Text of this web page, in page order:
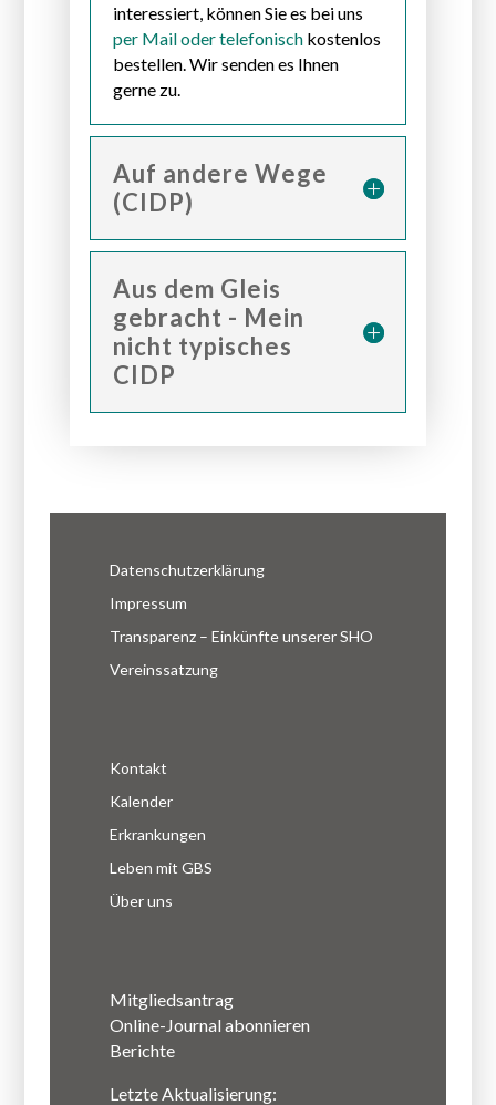
interessiert, können Sie es bei uns
per Mail oder telefonischkostenlos
bestellen. Wir senden es Ihnen
gerne zu.
Auf andere Wege
(CIDP)
Aus dem Gleis
gebracht - Mein
nicht typisches
CIDP
Datenschutzerklärung
Impressum
Transparenz – Einkünfte unserer SHO
Vereinssatzung
Kontakt
Kalender
Erkrankungen
Leben mit GBS
Über uns
Mitgliedsantrag
Online-Journal abonnieren
Berichte
Letzte Aktualisierung: